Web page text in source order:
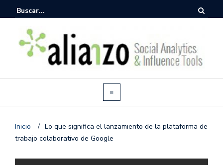
Inicio / Lo que significa el lanzamiento de la plataforma de
trabajo colaborativo de Google